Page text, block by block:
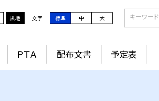
黒地 文字 標準 中 大
ＰＴＡ 配布文書 予定表